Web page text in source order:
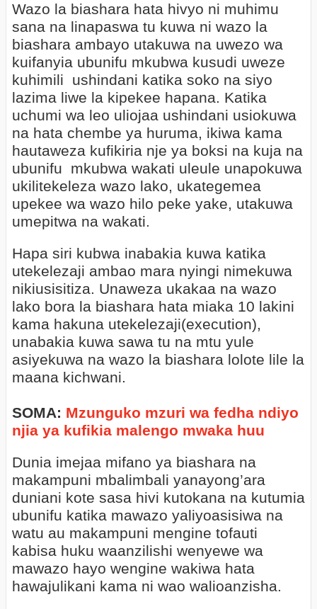
Wazo la biashara hata hivyo ni muhimu
sana na linapaswa tu kuwa ni wazo la
biashara ambayo utakuwa na uwezo wa
kuifanyia ubunifu mkubwa kusudi uweze
kuhimili ushindani katika soko na siyo
lazima liwe la kipekee hapana. Katika
uchumi wa leo uliojaa ushindani usiokuwa
na hata chembe ya huruma, ikiwa kama
hautaweza kufikiria nje ya boksi na kuja na
ubunifu mkubwa wakati uleule unapokuwa
ukilitekeleza wazo lako, ukategemea
upekee wa wazo hilo peke yake, utakuwa
umepitwa na wakati.
Hapa siri kubwa inabakia kuwa katika
utekelezaji ambao mara nyingi nimekuwa
nikiusisitiza. Unaweza ukakaa na wazo
lako bora la biashara hata miaka 10 lakini
kama hakuna utekelezaji(execution),
unabakia kuwa sawa tu na mtu yule
asiyekuwa na wazo la biashara lolote lile la
maana kichwani.
SOMA: Mzunguko mzuri wa fedha ndiyo
njia ya kufikia malengo mwaka huu
Dunia imejaa mifano ya biashara na
makampuni mbalimbali yanayong’ara
duniani kote sasa hivi kutokana na kutumia
ubunifu katika mawazo yaliyoasisiwa na
watu au makampuni mengine tofauti
kabisa huku waanzilishi wenyewe wa
mawazo hayo wengine wakiwa hata
hawajulikani kama ni wao walioanzisha.